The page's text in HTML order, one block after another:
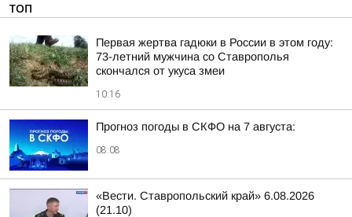
ТОП
Первая жертва гадюки в России в этом году:
73-летний мужчина со Ставрополья
скончался от укуса змеи
10:16
Прогноз погоды в СКФО на 7 августа:
08:08
«Вести. Ставропольский край» 6.08.2026
(21.10)